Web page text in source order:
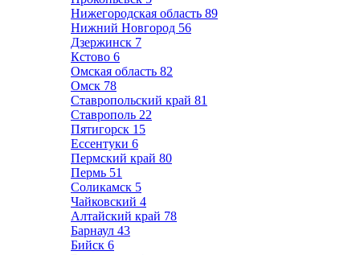
Нижегородская область 89
Нижний Новгород 56
Дзержинск 7
Кстово 6
Омская область 82
Омск 78
Ставропольский край 81
Ставрополь 22
Пятигорск 15
Ессентуки 6
Пермский край 80
Пермь 51
Соликамск 5
Чайковский 4
Алтайский край 78
Барнаул 43
Бийск 6